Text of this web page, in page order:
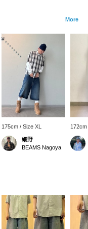
More
175cm / Size XL
細野
BEAMS Nagoya